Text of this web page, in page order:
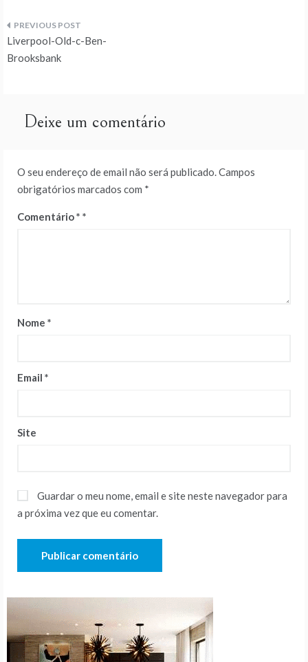
Navegação
de
Liverpool-Old-c-Ben-
Brooksbank
Deixe um comentário
O seu endereço de email não será publicado.Campos
obrigatórios marcados com *
Comentário*
Nome *
Email *
Site
Guardar o meu nome, email e site neste navegador para
a próxima vez que eu comentar.